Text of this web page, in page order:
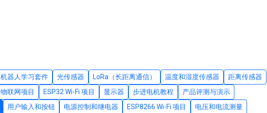
机器人学习套件 光传感器 LoRa（长距离通信） 温度和湿度传感器
距离传感器
物联网项目 ESP32 Wi-Fi 项目 显示器 步进电机教程
产品评测与演示
用户输入和按钮 电源控制和继电器 ESP8266 Wi-Fi 项目
电压和电流测量